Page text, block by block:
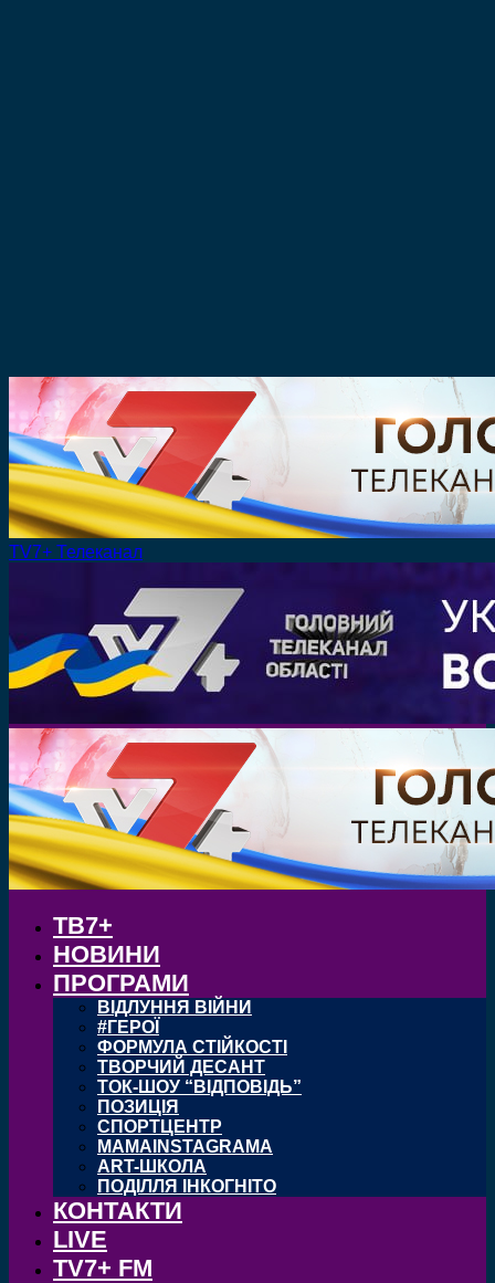
TV7+ Телеканал
ТВ7+
НОВИНИ
ПРОГРАМИ
ВІДЛУННЯ ВІЙНИ
#ГЕРОЇ
ФОРМУЛА СТІЙКОСТІ
ТВОРЧИЙ ДЕСАНТ
ТОК-ШОУ “ВІДПОВІДЬ”
ПОЗИЦІЯ
СПОРТЦЕНТР
MAMAINSTAGRAMA
ART-ШКОЛА
ПОДІЛЛЯ ІНКОГНІТО
КОНТАКТИ
LIVE
TV7+ FM